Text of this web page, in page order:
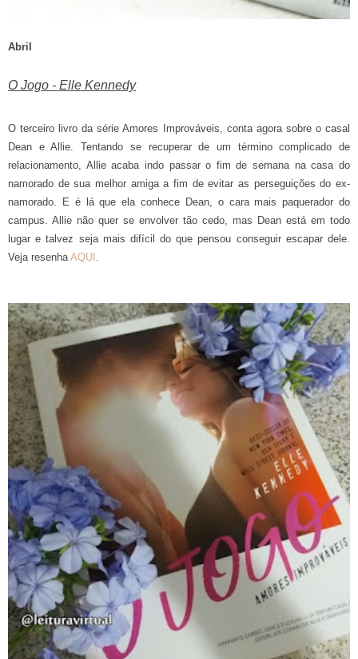
Abril
O Jogo - Elle Kennedy
O terceiro livro da série Amores Improváveis, conta agora sobre o casal
Dean e Allie. Tentando se recuperar de um término complicado de
relacionamento, Allie acaba indo passar o fim de semana na casa do
namorado de sua melhor amiga a fim de evitar as perseguições do ex-
namorado. E é lá que ela conhece Dean, o cara mais paquerador do
campus. Allie não quer se envolver tão cedo, mas Dean está em todo
lugar e talvez seja mais difícil do que pensou conseguir escapar dele.
Veja resenha AQUI